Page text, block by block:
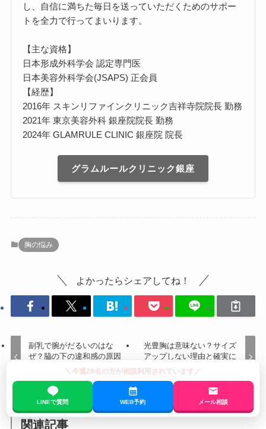
し、自信に満ちた毎日を送っていただくためのサポー
トを全力で行ってまいります。
【主な資格】
日本形成外科学会 認定専門医
日本美容外科学会(JSAPS) 正会員
【経歴】
2016年 スキンリファインクリニック吉祥寺院院長 勤務
2021年 東京美容外科 銀座院院長 勤務
2024年 GLAMRULE CLINIC 銀座院 院長
グラムルールクリニック銀座
胸の悩み
よかったらシェアしてね！
副乳で腕がだるいのはな
ぜ？脇の下の違和感の原因
と自分でできる対策
光豊胸は意味ない？サイズ
アップしない理由と確実に
胸を大きくする方法
関連記事
＼今週29名の方が相談利用されています／
LINEで質問 WEB予約 メール相談